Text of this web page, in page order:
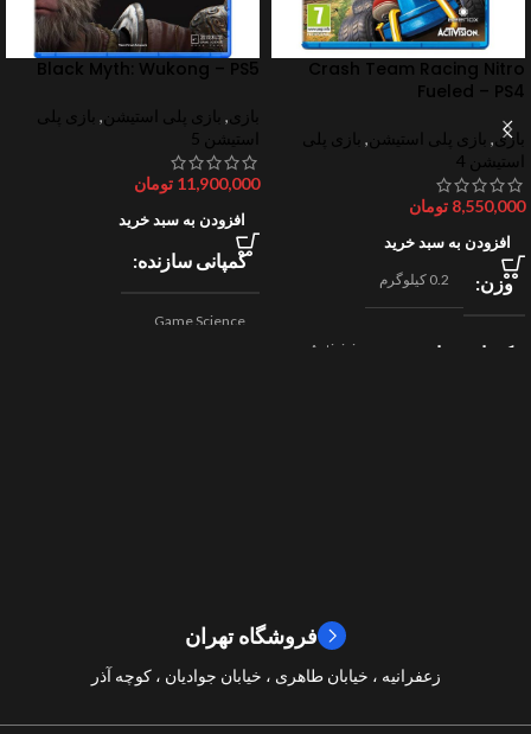
Crash Team Racing Nitro
Fueled – PS4
بازی, بازی پلی استیشن , بازی پلی
استیشن 4
8,550,000 تومان
افزودن به سبد خرید
وزن 0.2 کیلوگرم
کمپانی سازنده
Activision
Black Myth: Wukong – PS5
بازی, بازی پلی استیشن , بازی پلی
استیشن 5
11,900,000 تومان
افزودن به سبد خرید
کمپانی سازنده
Game Science
فروشگاه تهران
زعفرانیه ، خیابان طاهری ، خیابان جوادیان ، کوچه آذر